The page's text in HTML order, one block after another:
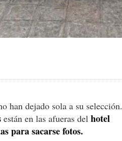
han dejado sola a su selección.
están en las afueras del hotel
para sacarse fotos.